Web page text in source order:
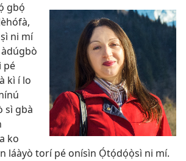
gbọ́
ni mí
pé
kì í lo
sì gbà
ko
láàyò torí pé onísìn Ọ́tọ́dọ́ọ̀sì ni mí.